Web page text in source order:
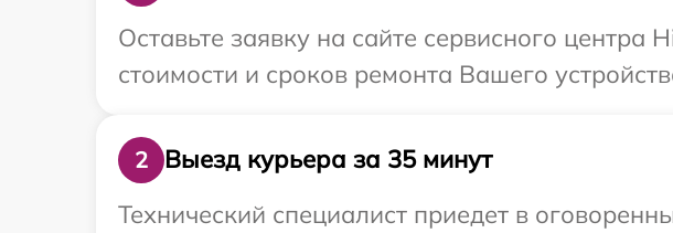
Оставьте заявку на сайте сервисного
стоимости и сроков ремонта Вашего
2
Выезд курьера за 35 минут
Технический специалист приедет в